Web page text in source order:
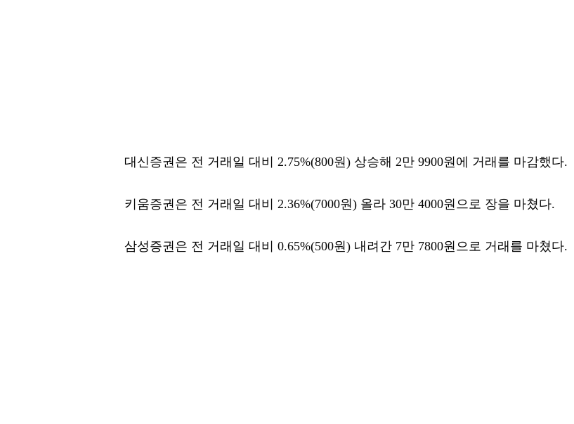
대신증권은 전 거래일 대비 2.75%(800원) 상승해 2만 9900원에 거래를 마감했다.
키움증권은 전 거래일 대비 2.36%(7000원) 올라 30만 4000원으로 장을 마쳤다.
삼성증권은 전 거래일 대비 0.65%(500원) 내려간 7만 7800원으로 거래를 마쳤다.